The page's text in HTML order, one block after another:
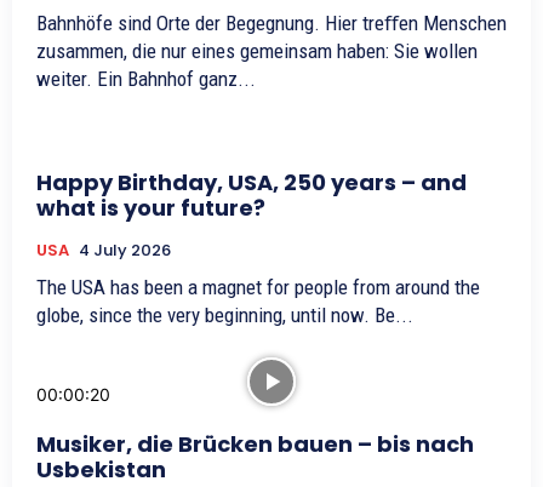
Bahnhöfe sind Orte der Begegnung. Hier treﬀen Menschen
zusammen, die nur eines gemeinsam haben: Sie wollen
weiter. Ein Bahnhof ganz...
Happy Birthday, USA, 250 years – and
what is your future?
USA 4 July 2026
The USA has been a magnet for people from around the
globe, since the very beginning, until now. Be...
00:00:20
Musiker, die Brücken bauen – bis nach
Usbekistan